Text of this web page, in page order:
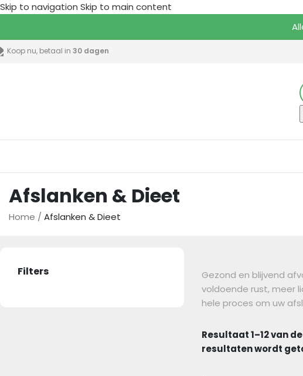
Skip to navigation Skip to main content
Koop nu, betaal in 30 dagen
Afslanken & Dieet
Home / Afslanken & Dieet
Filters
Gezond en blijvend
voldoende rust, meer
hele proces om uw
Resultaat 1–12 van de
resultaten wordt